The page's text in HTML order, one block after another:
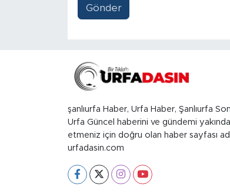
Gönder
şanlıurfa Haber, Urfa Haber, Şanlıurfa
Urfa Güncel haberini ve gündemi
etmeniz için doğru olan haber sayfası
urfadasin.com